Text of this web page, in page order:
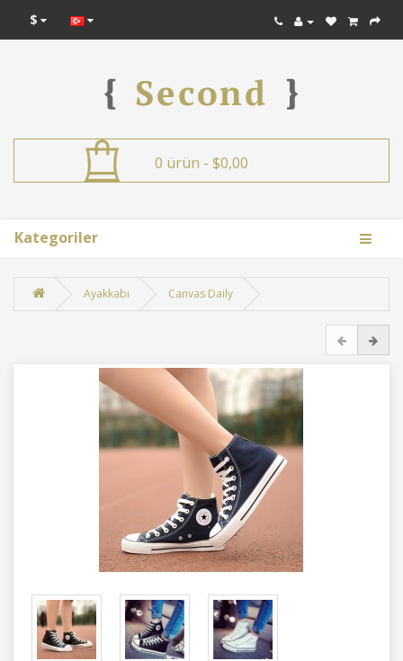
$
0 ürün - $0,00
Kategoriler
Ayakkabı Canvas Daily